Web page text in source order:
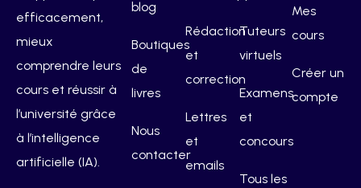
efficacement,
mieux
comprendre leurs
cours et réussir à
l’université grâce
à l’intelligence
artificielle (IA).
blog
Boutiques
de
livres
Nous
contacter
Rédaction
et
correction
Lettres
et
emails
Tuteurs
virtuels
Examens
et
concours
Tous les
Mes
cours
Créer un
compte